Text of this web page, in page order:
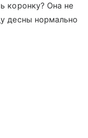
коронку? Она не
десны нормально